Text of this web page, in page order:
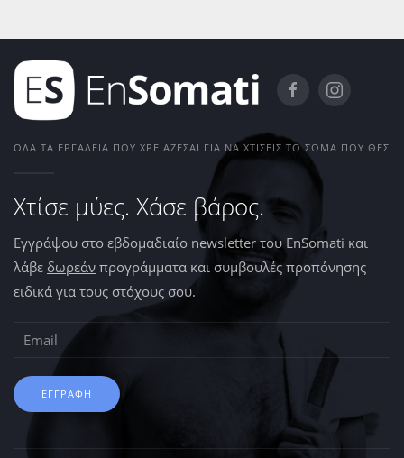
ΌΛΑ ΤΑ ΕΡΓΑΛΕΊΑ ΠΟΥ ΧΡΕΙΆΖΕΣΑΙ ΓΙΑ ΝΑ ΧΤΊΣΕΙΣ ΤΟ ΣΏΜΑ ΠΟΥ ΘΕΣ
Χτίσε μύες. Χάσε βάρος.
Εγγράψου στο εβδομαδιαίο newsletter του EnSomati και
λάβε δωρεάν προγράμματα και συμβουλές προπόνησης
ειδικά για τους στόχους σου.
ΕΓΓΡΑΦΗ